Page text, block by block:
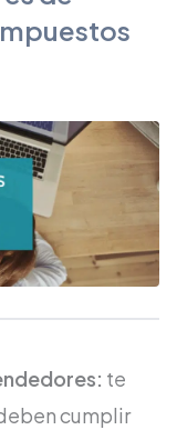
te
cumplir